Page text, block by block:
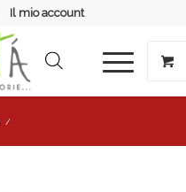
Il mio account
/